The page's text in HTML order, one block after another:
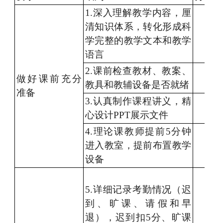
做好课前 充分
准备
1.深入理解教学内容 ， 厘
清知识体系，转化形成科
学完整的教学文本和教学
语言
2.课前检查教材、教案、
教具和教辅设备是否就绪
3.认真制作课程讲义 ，精
心设计PPT展示文件
4.理论课教师提前5分钟
进入教室，提前布置教学
设备
5.详细记录考勤情况 （迟
到 、旷课、请假 和 早
退 ）， 迟到扣5分、旷课